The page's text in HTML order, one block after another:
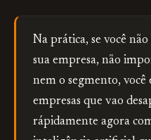
Na prática, se você
sua empresa, não
nem o segmento, você
empresas que vao
rápidamente agora